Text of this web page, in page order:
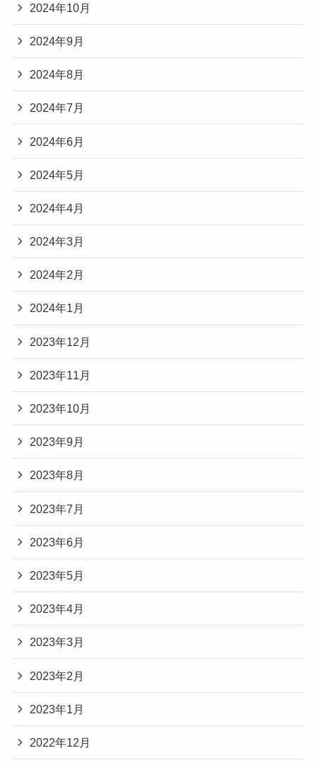
2024年10月
2024年9月
2024年8月
2024年7月
2024年6月
2024年5月
2024年4月
2024年3月
2024年2月
2024年1月
2023年12月
2023年11月
2023年10月
2023年9月
2023年8月
2023年7月
2023年6月
2023年5月
2023年4月
2023年3月
2023年2月
2023年1月
2022年12月